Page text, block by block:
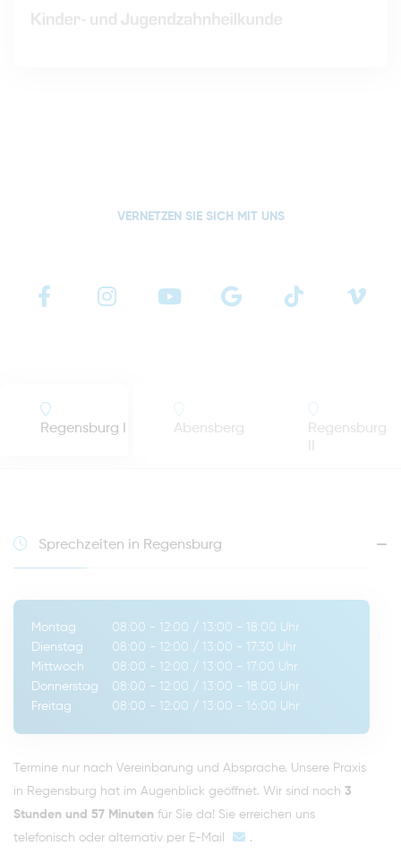
VERNETZEN SIE SICH MIT UNS
Regensburg I Abensberg
Regensburg
Sprechzeiten in Regensburg
Montag 08:00 - 12:00 / 13:00 - 18:00 Uhr
Dienstag
08:00 - 12:00 / 13:00 - 17:30 Uhr
Mittwoch
08:00 - 12:00 / 13:00 - 17:00 Uhr
Donnerstag
08:00 - 12:00 / 13:00 - 18:00 Uhr
Freitag
08:00 - 12:00 / 13:00 - 16:00 Uhr
Termine nur nach Vereinbarung und Absprache. Unsere Praxis
in Regensburg hat im Augenblick geöffnet. Wir sind noch 3
Stunden und 57 Minuten für Sie da! Sie erreichen uns
telefonisch oder alternativ per E-Mail .